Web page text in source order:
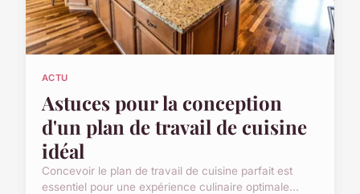
ACTU
Astuces pour la conception
d'un plan de travail de cuisine
idéal
Concevoir le plan de travail de cuisine parfait est
essentiel pour une expérience culinaire optimale...